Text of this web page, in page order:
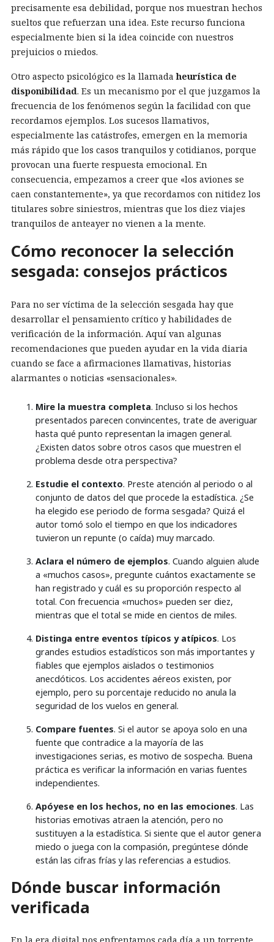
precisamente esa debilidad, porque nos muestran hechos
sueltos que refuerzan una idea. Este recurso funciona
especialmente bien si la idea coincide con nuestros
prejuicios o miedos.
Otro aspecto psicológico es la llamadaheurística de
disponibilidad. Es un mecanismo por el que juzgamos la
frecuencia de los fenómenos según la facilidad con que
recordamos ejemplos. Los sucesos llamativos,
especialmente las catástrofes, emergen en la memoria
más rápido que los casos tranquilos y cotidianos, porque
provocan una fuerte respuesta emocional. En
consecuencia, empezamos a creer que «los aviones se
caen constantemente», ya que recordamos con nitidez los
titulares sobre siniestros, mientras que los diez viajes
tranquilos de anteayer no vienen a la mente.
Cómo reconocer la selección
sesgada: consejos prácticos
Para no ser víctima de la selección sesgada hay que
desarrollar el pensamiento crítico y habilidades de
verificación de la información. Aquí van algunas
recomendaciones que pueden ayudar en la vida diaria
cuando se face a afirmaciones llamativas, historias
alarmantes o noticias «sensacionales».
Mire la muestra completa. Incluso si los hechos
presentados parecen convincentes, trate de averiguar
hasta qué punto representan la imagen general.
¿Existen datos sobre otros casos que muestren el
problema desde otra perspectiva?
Estudie el contexto. Preste atención al periodo o al
conjunto de datos del que procede la estadística. ¿Se
ha elegido ese periodo de forma sesgada? Quizá el
autor tomó solo el tiempo en que los indicadores
tuvieron un repunte (o caída) muy marcado.
Aclara el número de ejemplos. Cuando alguien alude
a «muchos casos», pregunte cuántos exactamente se
han registrado y cuál es su proporción respecto al
total. Con frecuencia «muchos» pueden ser diez,
mientras que el total se mide en cientos de miles.
Distinga entre eventos típicos y atípicos. Los
grandes estudios estadísticos son más importantes y
fiables que ejemplos aislados o testimonios
anecdóticos. Los accidentes aéreos existen, por
ejemplo, pero su porcentaje reducido no anula la
seguridad de los vuelos en general.
Compare fuentes. Si el autor se apoya solo en una
fuente que contradice a la mayoría de las
investigaciones serias, es motivo de sospecha. Buena
práctica es verificar la información en varias fuentes
independientes.
Apóyese en los hechos, no en las emociones. Las
historias emotivas atraen la atención, pero no
sustituyen a la estadística. Si siente que el autor genera
miedo o juega con la compasión, pregúntese dónde
están las cifras frías y las referencias a estudios.
Dónde buscar información
verificada